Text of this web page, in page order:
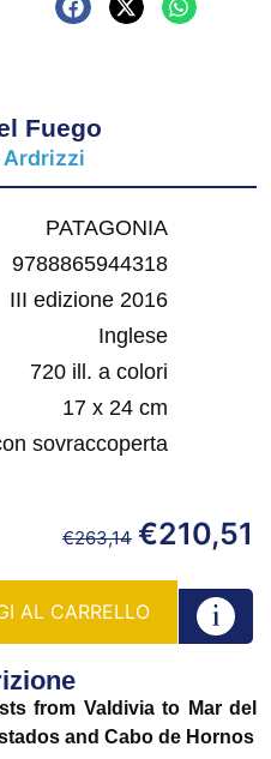
Fuego
Ardrizzi
PATAGONIA
9788865944318
III edizione 2016
Inglese
720 ill. a colori
17 x 24 cm
sovraccoperta
€263,14 €210,51
AL CARRELLO
from Valdivia to Mar del
and Cabo de Hornos